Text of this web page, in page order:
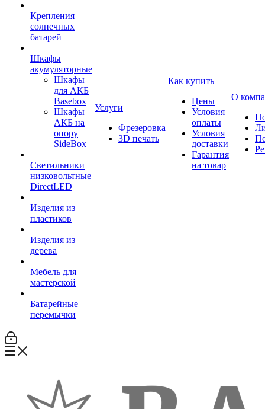
Крепления
солнечных
батарей
Шкафы
акумуляторные
Шкафы
для АКБ
Basebox
Шкафы
АКБ на
опору
SideBox
Светильники
низковольтные
DirectLED
Изделия из
пластиков
Изделия из
дерева
Мебель для
мастерской
Батарейные
перемычки
Услуги
Фрезеровка
3D печать
Как купить
Цены
Условия
оплаты
Условия
доставки
Гарантия
на товар
О